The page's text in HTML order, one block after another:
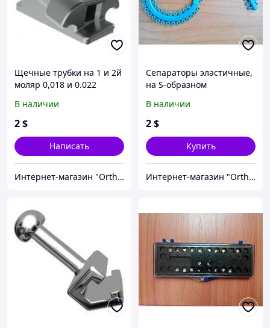
Щечные трубки на 1 и 2й
моляр 0,018 и 0.022
MBT
В наличии
2$
Написать
Интернет-магазин "OrthoWay"
Сепараторы эластичные,
на S-образном
эластичные
В наличии
2$
Купить
Интернет-магазин "OrthoWay"